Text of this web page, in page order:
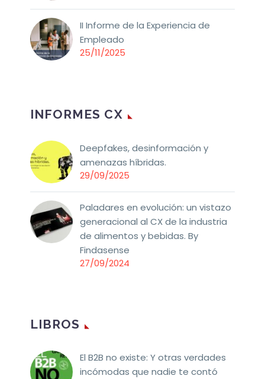
II Informe de la Experiencia de
Empleado
25/11/2025
INFORMES CX
Deepfakes, desinformación y
amenazas híbridas.
29/09/2025
Paladares en evolución: un vistazo
generacional al CX de la industria
de alimentos y bebidas. By
Findasense
27/09/2024
LIBROS
El B2B no existe: Y otras verdades
incómodas que nadie te contó